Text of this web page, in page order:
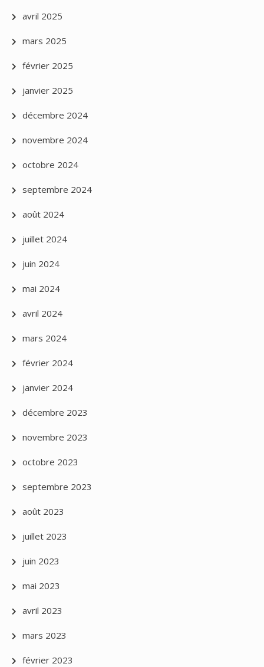
avril 2025
mars 2025
février 2025
janvier 2025
décembre 2024
novembre 2024
octobre 2024
septembre 2024
août 2024
juillet 2024
juin 2024
mai 2024
avril 2024
mars 2024
février 2024
janvier 2024
décembre 2023
novembre 2023
octobre 2023
septembre 2023
août 2023
juillet 2023
juin 2023
mai 2023
avril 2023
mars 2023
février 2023